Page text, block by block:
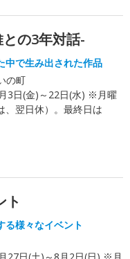
の3年対話-
中で生み出された作品
の町
3日(金)～22日(水) ※月曜
、翌日休）。最終日は
ト
る様々なイベント
27日(土)～8月2日(日) ※月